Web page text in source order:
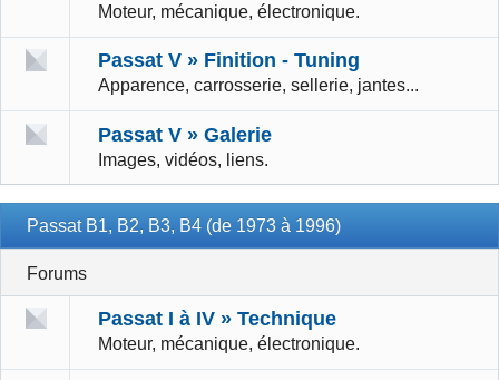
Moteur, mécanique, électronique.
Passat V » Finition - Tuning
Apparence, carrosserie, sellerie, jantes...
Passat V » Galerie
Images, vidéos, liens.
Passat B1, B2, B3, B4 (de 1973 à 1996)
Forums
Passat I à IV » Technique
Moteur, mécanique, électronique.